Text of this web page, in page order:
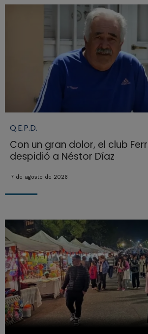
Q.E.P.D.
Con un gran dolor, el club
despidió a Néstor Díaz
7 de agosto de 2026